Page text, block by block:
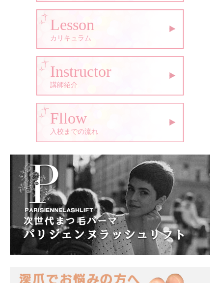
Lesson
カリキュラム
Instructor
講師紹介
Fllow
入校までの流れ